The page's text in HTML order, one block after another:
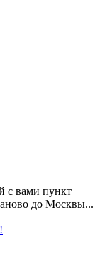
с вами пункт
до Москвы...